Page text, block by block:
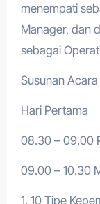
menempati
Manager, dan
sebagai
Susunan Acara
Hari Pertama
08.30 – 09.00
09.00 – 10.30
1. 10 Tipe